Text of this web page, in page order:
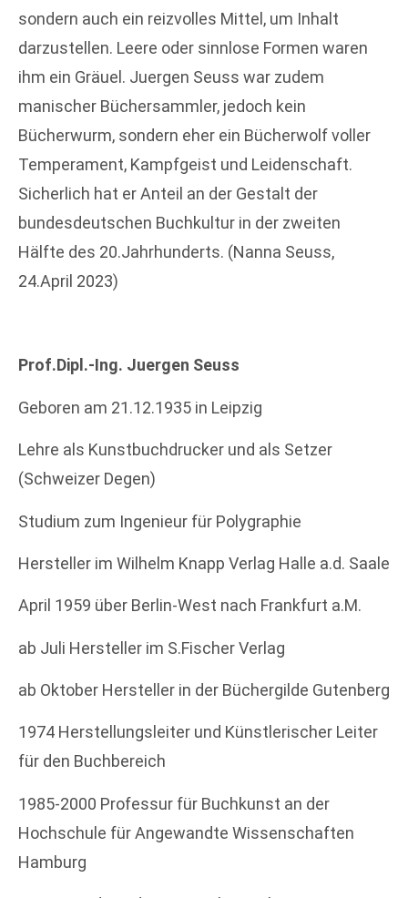
sondern auch ein reizvolles Mittel, um Inhalt
darzustellen. Leere oder sinnlose Formen waren
ihm ein Gräuel. Juergen Seuss war zudem
manischer Büchersammler, jedoch kein
Bücherwurm, sondern eher ein Bücherwolf voller
Temperament, Kampfgeist und Leidenschaft.
Sicherlich hat er Anteil an der Gestalt der
bundesdeutschen Buchkultur in der zweiten
Hälfte des 20.Jahrhunderts. (Nanna Seuss,
24.April 2023)
Prof.Dipl.-Ing. Juergen Seuss
Geboren am 21.12.1935 in Leipzig
Lehre als Kunstbuchdrucker und als Setzer
(Schweizer Degen)
Studium zum Ingenieur für Polygraphie
Hersteller im Wilhelm Knapp Verlag Halle a.d. Saale
April 1959 über Berlin-West nach Frankfurt a.M.
ab Juli Hersteller im S.Fischer Verlag
ab Oktober Hersteller in der Büchergilde Gutenberg
1974 Herstellungsleiter und Künstlerischer Leiter
für den Buchbereich
1985-2000 Professur für Buchkunst an der
Hochschule für Angewandte Wissenschaften
Hamburg